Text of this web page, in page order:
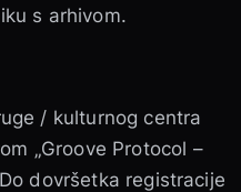
s arhivom.
/ kulturnog centra
„Groove Protocol –
dovršetka registracije